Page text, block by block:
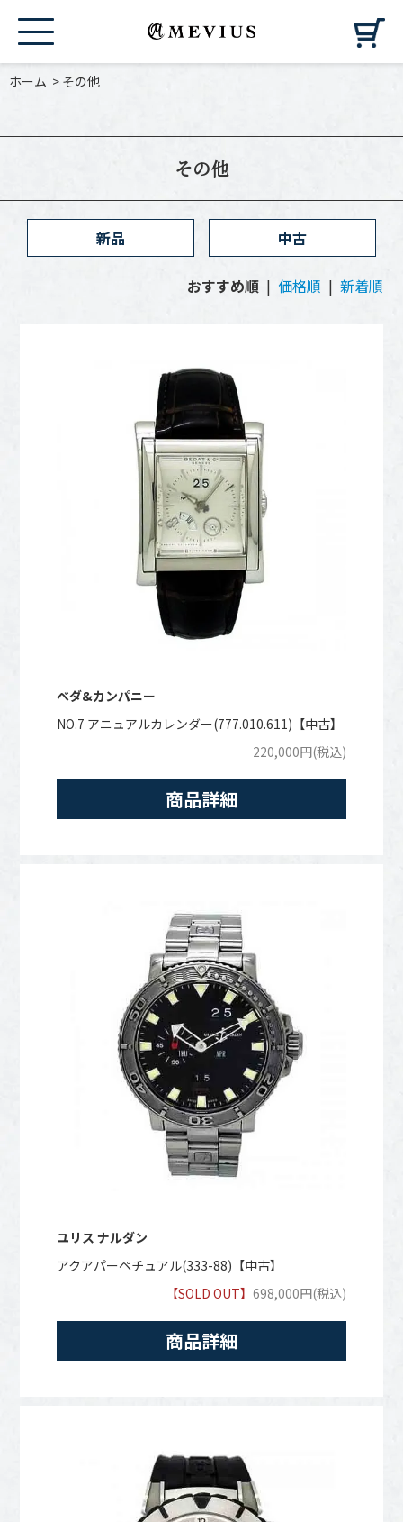
ホーム > その他
その他
新品 中古
おすすめ順| 価格順 | 新着順
ベダ&カンパニー
NO.7 アニュアルカレンダー(777.010.611)【中古】
220,000円(税込)
商品詳細
ユリス ナルダン
アクアパーペチュアル(333-88)【中古】
【SOLD OUT】698,000円(税込)
商品詳細